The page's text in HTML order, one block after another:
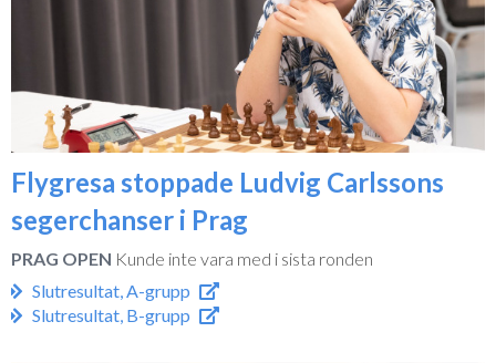
Flygresa stoppade Ludvig Carlssons
segerchanser i Prag
PRAG OPEN Kunde inte vara med i sista ronden
Slutresultat, A-grupp
Slutresultat, B-grupp